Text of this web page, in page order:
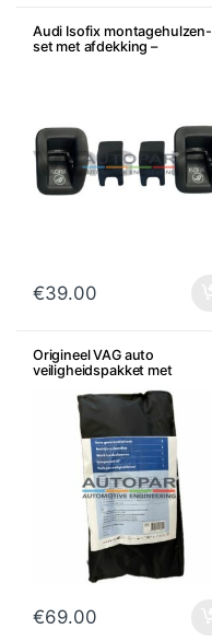
Audi Isofix montagehulzen-
set met afdekking –
€39.00
Origineel VAG auto
veiligheidspakket met
€69.00